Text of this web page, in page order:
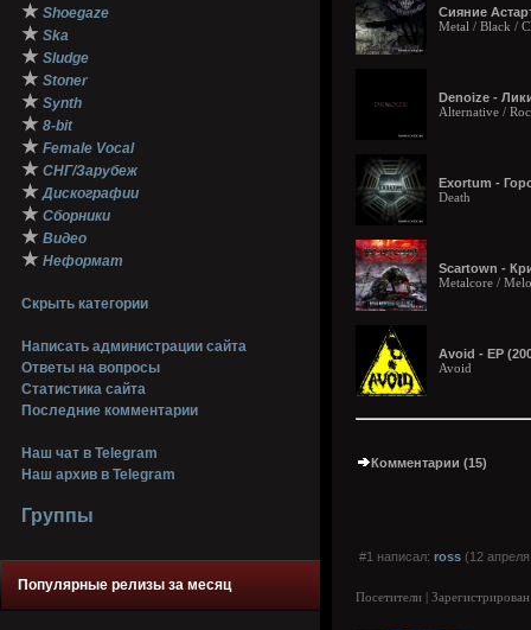
★ Shoegaze
★ Ska
★ Sludge
★ Stoner
★ Synth
★ 8-bit
★ Female Vocal
★ СНГ/Зарубеж
★ Дискографии
★ Сборники
★ Видео
★ Неформат
Скрыть категории
Написать администрации сайта
Ответы на вопросы
Статистика сайта
Последние комментарии
Наш чат в Telegram
Наш архив в Telegram
Группы
Популярные релизы за месяц
Сияние
Metal / Black /
Denoize -
Alternative /
Exortum -
Death
Scartown -
Metalcore /
Avoid - EP
Avoid
Комментарии (15)
#1 написал: ross (12
Посетители |